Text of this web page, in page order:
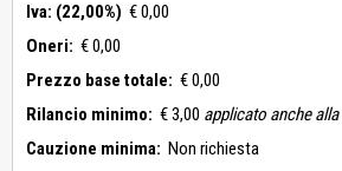
Iva: (22,00%) € 0,00
Oneri: € 0,00
Prezzo base totale: € 0,00
Rilancio minimo: € 3,00 applicato anche
Cauzione minima: Non richiesta